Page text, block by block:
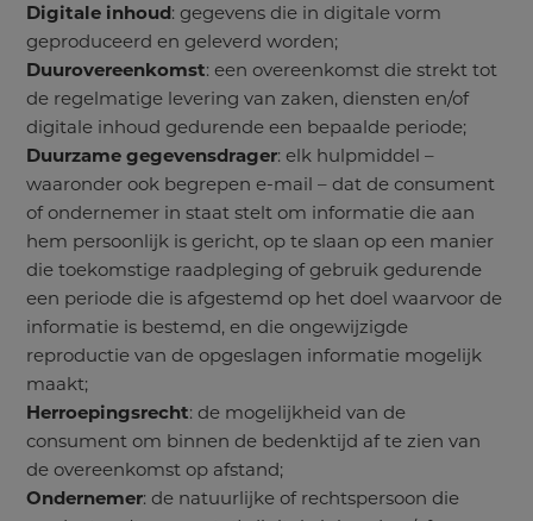
Digitale inhoud: gegevens die in digitale vorm
geproduceerd en geleverd worden;
Duurovereenkomst: een overeenkomst die strekt tot
de regelmatige levering van zaken, diensten en/of
digitale inhoud gedurende een bepaalde periode;
Duurzame gegevensdrager: elk hulpmiddel –
waaronder ook begrepen e-mail – dat de consument
of ondernemer in staat stelt om informatie die aan
hem persoonlijk is gericht, op te slaan op een manier
die toekomstige raadpleging of gebruik gedurende
een periode die is afgestemd op het doel waarvoor de
informatie is bestemd, en die ongewijzigde
reproductie van de opgeslagen informatie mogelijk
maakt;
Herroepingsrecht: de mogelijkheid van de
consument om binnen de bedenktijd af te zien van
de overeenkomst op afstand;
Ondernemer: de natuurlijke of rechtspersoon die